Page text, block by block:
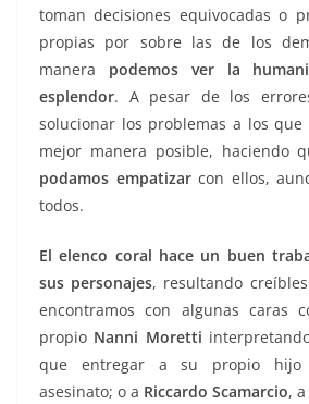
toman decisiones equivocadas o
propias por sobre las de los
manera podemos ver la
esplendor. A pesar de los
solucionar los problemas a los
mejor manera posible, haciendo
podamos empatizarcon ellos,
todos.
El elenco coral hace un buen
sus personajes, resultando
encontramos con algunas caras
propio Nanni Moretti
que entregar a su propio hijo
asesinato; o a Riccardo Scamarcio,